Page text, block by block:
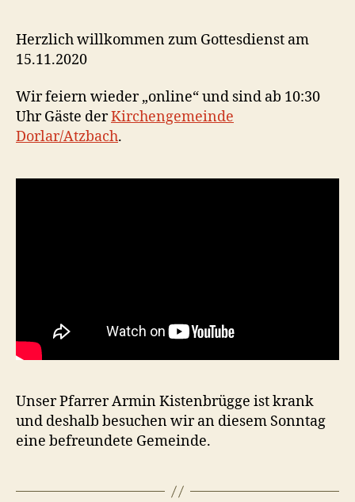
Herzlich willkommen zum Gottesdienst am
15.11.2020
Wir feiern wieder „online“ und sind ab 10:30
Uhr Gäste derKirchengemeinde
Dorlar/Atzbach.
Unser Pfarrer Armin Kistenbrügge ist krank
und deshalb besuchen wir an diesem Sonntag
eine befreundete Gemeinde.